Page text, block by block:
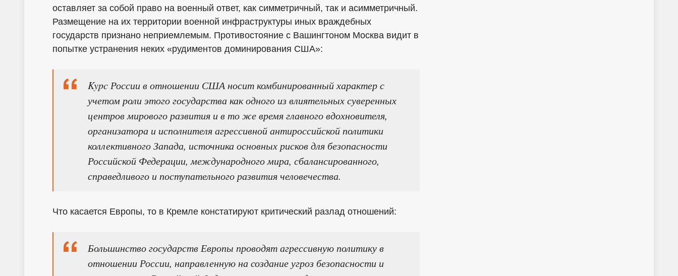
оставляет за собой право на военный ответ, как симметричный, так и асимметричный.
Размещение на их территории военной инфраструктуры иных враждебных
государств признано неприемлемым. Противостояние с Вашингтоном Москва видит в
попытке устранения неких «рудиментов доминирования США»:
Kypc России в отношении США носит комбинированный характер с
учетом роли этого государства как одного из влиятельных суверенных
центров мирового развития и в то же время главного вдохновителя,
организатора и исполнителя агрессивной антироссийской политики
коллективного Запада, источника основных рисков для безопасности
Российской Федерации, международного мира, сбалансированного,
справедливого и поступательного развития человечества.
Что касается Европы, то в Кремле констатируют критический разлад отношений:
Большинство государств Европы проводят агрессивную политику в
отношении России, направленную на создание угроз безопасности и